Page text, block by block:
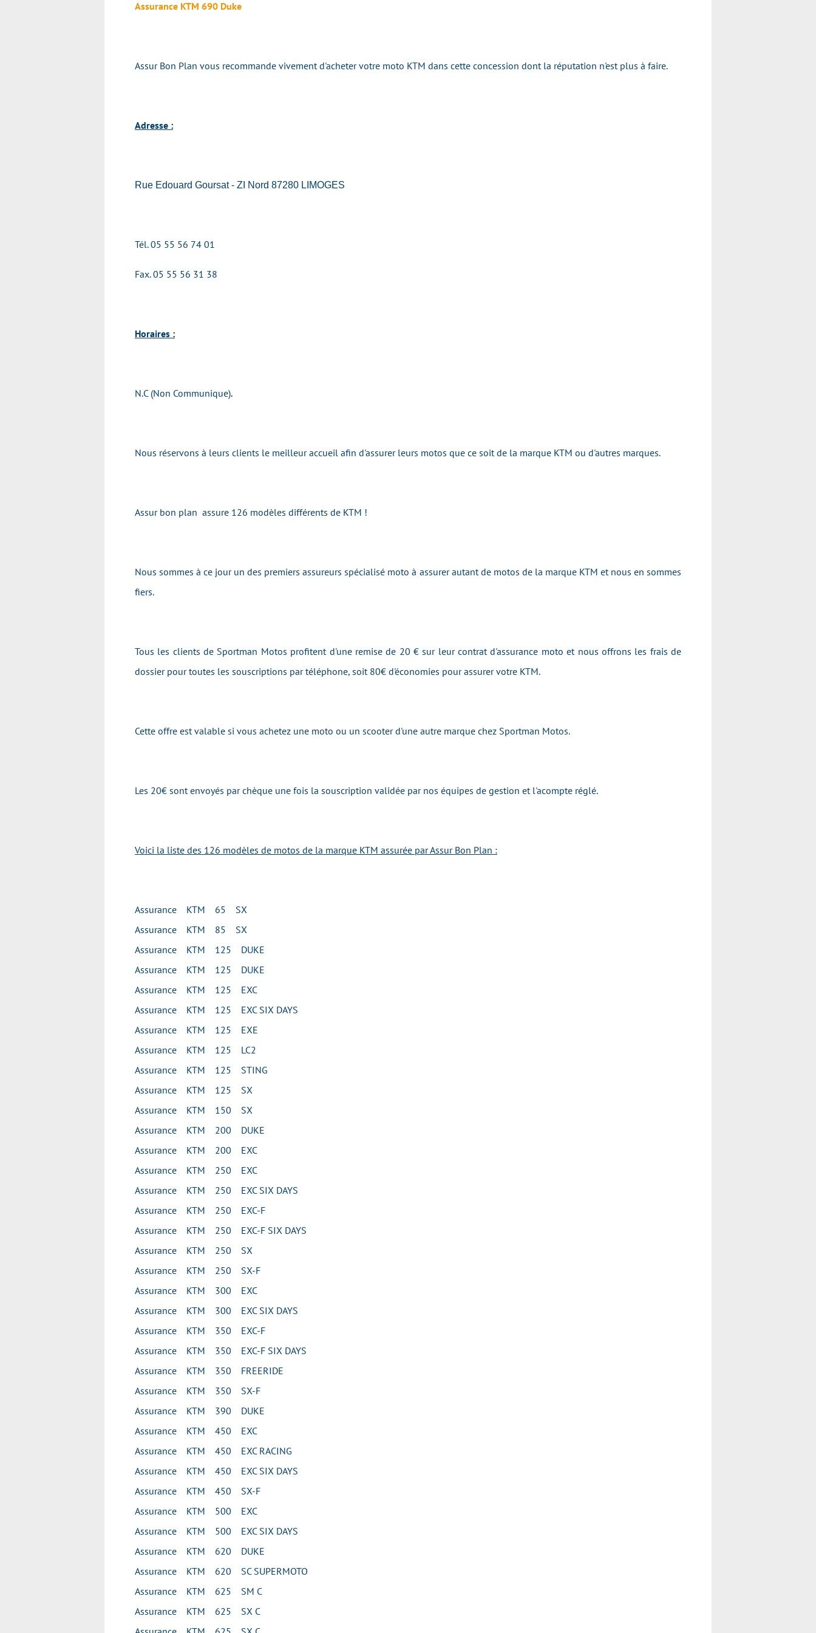
Assurance KTM 690 Duke
Assur Bon Plan vous recommande vivement d'acheter votre moto KTM dans cette concession dont la réputation n'est plus à faire.
Adresse :
Rue Edouard Goursat - ZI Nord 87280 LIMOGES
Tél. 05 55 56 74 01
Fax. 05 55 56 31 38
Horaires :
N.C (Non Communique).
Nous réservons à leurs clients le meilleur accueil afin d'assurer leurs motos que ce soit de la marque KTM ou d'autres marques.
Assur bon plan assure 126 modèles différents de KTM !
Nous sommes à ce jour un des premiers assureurs spécialisé moto à assurer autant de motos de la marque KTM et nous en sommes
fiers.
Tous les clients de Sportman Motos profitent d'une remise de 20 € sur leur contrat d'assurance moto et nous offrons les frais de
dossier pour toutes les souscriptions par téléphone, soit 80€ d'économies pour assurer votre KTM.
Cette offre est valable si vous achetez une moto ou un scooter d'une autre marque chez Sportman Motos.
Les 20€ sont envoyés par chèque une fois la souscription validée par nos équipes de gestion et l'acompte réglé.
Voici la liste des 126 modèles de motos de la marque KTM assurée par Assur Bon Plan :
Assurance KTM 65 SX
Assurance KTM 85 SX
Assurance KTM 125 DUKE
Assurance KTM 125 DUKE
Assurance KTM 125 EXC
Assurance KTM 125 EXC SIX DAYS
Assurance KTM 125 EXE
Assurance KTM 125 LC2
Assurance KTM 125 STING
Assurance KTM 125 SX
Assurance KTM 150 SX
Assurance KTM 200 DUKE
Assurance KTM 200 EXC
Assurance KTM 250 EXC
Assurance KTM 250 EXC SIX DAYS
Assurance KTM 250 EXC-F
Assurance KTM 250 EXC-F SIX DAYS
Assurance KTM 250 SX
Assurance KTM 250 SX-F
Assurance KTM 300 EXC
Assurance KTM 300 EXC SIX DAYS
Assurance KTM 350 EXC-F
Assurance KTM 350 EXC-F SIX DAYS
Assurance KTM 350 FREERIDE
Assurance KTM 350 SX-F
Assurance KTM 390 DUKE
Assurance KTM 450 EXC
Assurance KTM 450 EXC RACING
Assurance KTM 450 EXC SIX DAYS
Assurance KTM 450 SX-F
Assurance KTM 500 EXC
Assurance KTM 500 EXC SIX DAYS
Assurance KTM 620 DUKE
Assurance KTM 620 SC SUPERMOTO
Assurance KTM 625 SM C
Assurance KTM 625 SX C